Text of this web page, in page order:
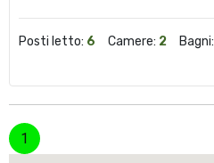
Posti letto: 6 Camere: 2 Bagni:
1 (corrente)